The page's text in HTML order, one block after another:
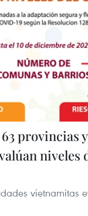
63 provincias
niveles
vietnamitas